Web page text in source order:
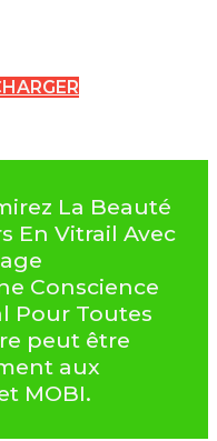
La Beauté
En Vitrail Avec
Conscience
Pour Toutes
peut être
aux
MOBI.